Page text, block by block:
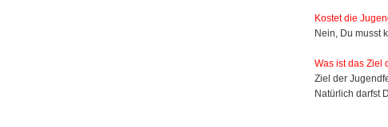
Kostet die
Nein, Du musst
Was ist das Ziel
Ziel der
Natürlich darfst